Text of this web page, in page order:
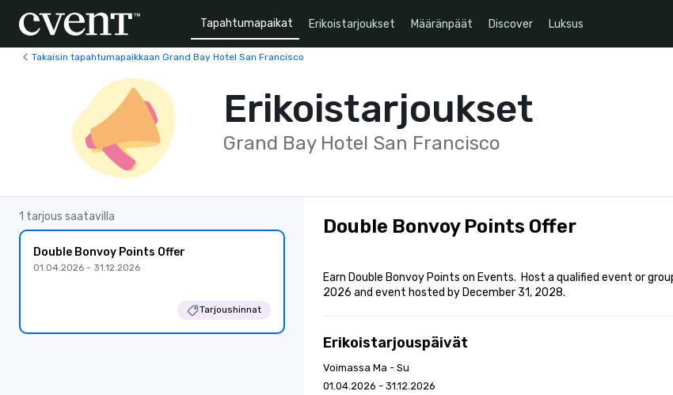
Tapahtumapaikat Erikoistarjoukset Määränpäät Discover Luksus
Takaisin tapahtumapaikkaan Grand Bay Hotel San Francisco
Erikoistarjoukset
Grand Bay Hotel San Francisco
1 tarjous saatavilla
Double Bonvoy Points Offer
01.04.2026 - 31.12.2026
Tarjoushinnat
Double Bonvoy Points Offer
Earn Double Bonvoy Points on Events.  Host a qualified event or
2026 and event hosted by December 31, 2028.
Erikoistarjouspäivät
Voimassa Ma - Su
01.04.2026 - 31.12.2026